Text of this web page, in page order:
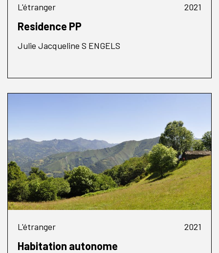
L'étranger 2021
Residence PP
Julie Jacqueline S ENGELS
L'étranger 2021
Habitation autonome